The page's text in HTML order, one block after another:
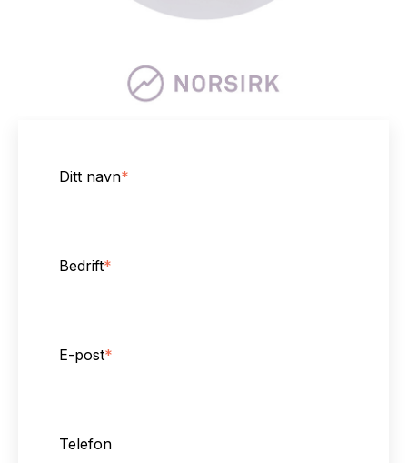
Ditt navn*
Bedrift*
E-post*
Telefon